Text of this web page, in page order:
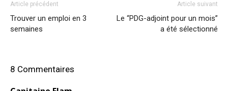
Article précédent
Trouver un emploi en 3
semaines
Article suivant
Le “PDG-adjoint pour un mois”
a été sélectionné
8 Commentaires